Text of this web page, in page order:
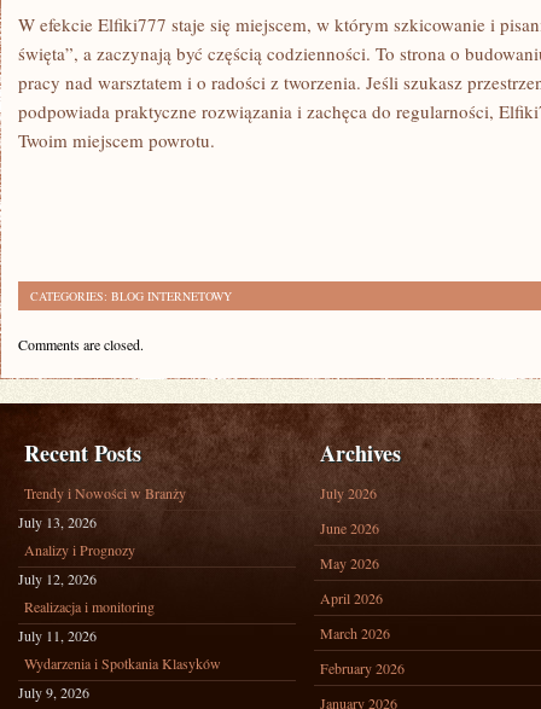
W efekcie Elfiki777 staje się miejscem, w którym szkicowanie i
święta”, a zaczynają być częścią codzienności. To strona o
pracy nad warsztatem i o radości z tworzenia. Jeśli szukasz
podpowiada praktyczne rozwiązania i zachęca do regularności,
Twoim miejscem powrotu.
CATEGORIES: BLOG INTERNETOWY
Comments are closed.
Recent Posts
Trendy i Nowości w Branży
July 13, 2026
Analizy i Prognozy
July 12, 2026
Realizacja i monitoring
July 11, 2026
Wydarzenia i Spotkania Klasyków
July 9, 2026
Archives
July 2026
June 2026
May 2026
April 2026
March 2026
February 2026
January 2026